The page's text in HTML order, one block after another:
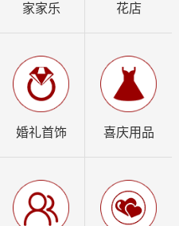
家家乐 花店
婚礼首饰 喜庆用品